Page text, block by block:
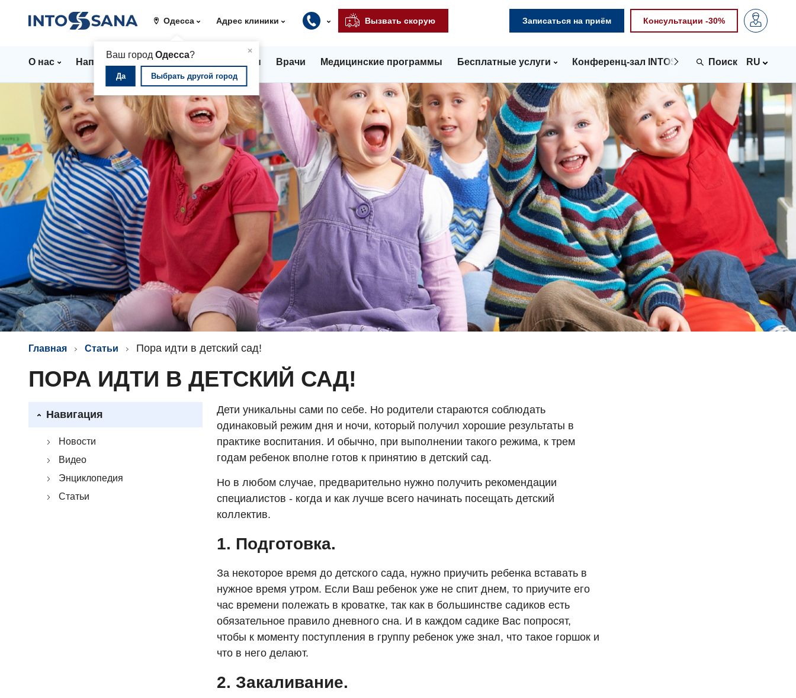
Одесса
×
Ваш город Одесса?
Да Выбрать другой город
Адрес клиники Вызвать скорую Записаться на приём Консультации -30%
О нас Направления Стационар Цены Врачи Медицинские программы Бесплатные услуги Конференц-зал INTOSPACE Контакты
RU
Главная Статьи Пора идти в детский сад!
ПОРА ИДТИ В ДЕТСКИЙ САД!
Навигация
Новости
Видео
Энциклопедия
Статьи
Дети уникальны сами по себе. Но родители стараются соблюдать
одинаковый режим дня и ночи, который получил хорошие результаты в
практике воспитания. И обычно, при выполнении такого режима, к трем
годам ребенок вполне готов к принятию в детский сад.
Но в любом случае, предварительно нужно получить рекомендации
специалистов - когда и как лучше всего начинать посещать детский
коллектив.
1. Подготовка.
За некоторое время до детского сада, нужно приучить ребенка вставать в
нужное время утром. Если Ваш ребенок уже не спит днем, то приучите его
час времени полежать в кроватке, так как в большинстве садиков есть
обязательное правило дневного сна. И в каждом садике Вас попросят,
чтобы к моменту поступления в группу ребенок уже знал, что такое горшок и
что в него делают.
2. Закаливание.